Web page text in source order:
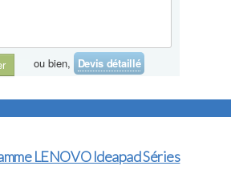
ou bien, Devis détaillé
LENOVO Ideapad Séries